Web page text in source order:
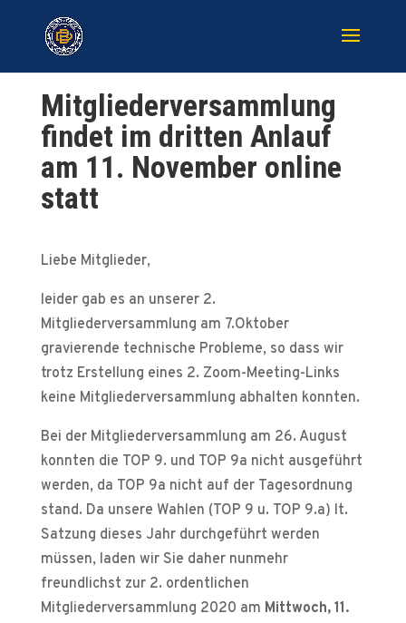
Mitgliederversammlung
findet im dritten Anlauf
am 11. November online
statt
Liebe Mitglieder,
leider gab es an unserer 2.
Mitgliederversammlung am 7.Oktober
gravierende technische Probleme, so dass wir
trotz Erstellung eines 2. Zoom-Meeting-Links
keine Mitgliederversammlung abhalten konnten.
Bei der Mitgliederversammlung am 26. August
konnten die TOP 9. und TOP 9a nicht ausgeführt
werden, da TOP 9a nicht auf der Tagesordnung
stand. Da unsere Wahlen (TOP 9 u. TOP 9.a) lt.
Satzung dieses Jahr durchgeführt werden
müssen, laden wir Sie daher nunmehr
freundlichst zur 2. ordentlichen
Mitgliederversammlung 2020 am Mittwoch, 11.